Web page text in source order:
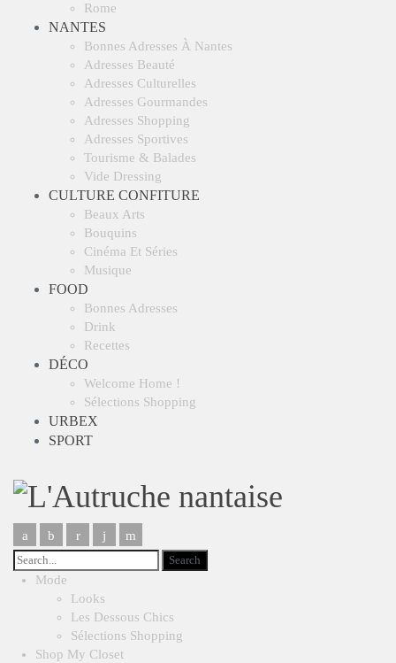
Rome
NANTES
Bonnes Adresses À Nantes
Adresses Beauté
Adresses Culturelles
Adresses Gourmandes
Adresses Shopping
Adresses Sportives
Tourisme & Balades
Vide Dressing
CULTURE CONFITURE
Beaux Arts
Bouquins
Cinéma Et Séries
Musique
FOOD
Bonnes Adresses
Drink
Recettes
DÉCO
Welcome Home !
Sélections Shopping
URBEX
SPORT
Mode
Looks
Les Dessous Chics
Sélections Shopping
Shop My Closet